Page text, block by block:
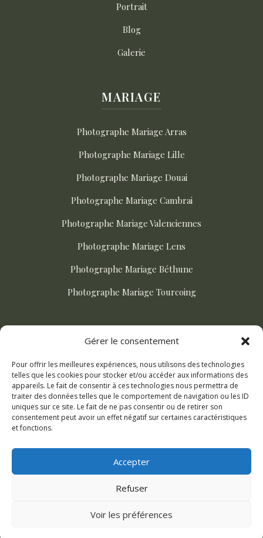
Gérer le consentement
Pour offrir les meilleures expériences, nous utilisons des technologies
telles que les cookies pour stocker et/ou accéder aux informations des
appareils. Le fait de consentir à ces technologies nous permettra de
traiter des données telles que le comportement de navigation ou les ID
uniques sur ce site. Le fait de ne pas consentir ou de retirer son
consentement peut avoir un effet négatif sur certaines caractéristiques
et fonctions.
Accepter
Refuser
Voir les préférences
Portrait
Blog
Galerie
MARIAGE
Photographe Mariage Arras
Photographe Mariage Lille
Photographe Mariage Douai
Photographe Mariage Cambrai
Photographe Mariage Valenciennes
Photographe Mariage Lens
Photographe Mariage Béthune
Photographe Mariage Tourcoing
ACTUALITÉS
Comment choisir son photographe de mariage ?
Mariage champetre dans le Nord : le guide complet
Les plus beaux lieux de mariage dans le Pas-de-Calais
© 2026 AM. Pixtures |Mentions Légales
Site réalisé par